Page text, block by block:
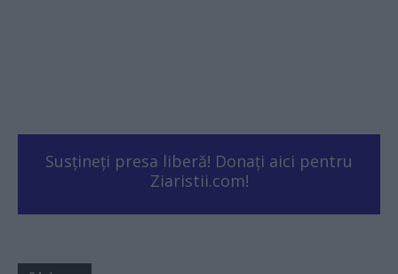
Susțineți presa liberă! Donați aici pentru
Ziaristii.com!